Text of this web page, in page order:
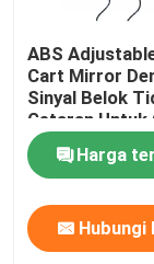
Suku Cadang
ABS
Cart Mirror
Sinyal Belok
Getaran Untuk
Club Car
Harga
Hubungi